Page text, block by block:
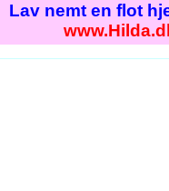
Lav nemt en flot